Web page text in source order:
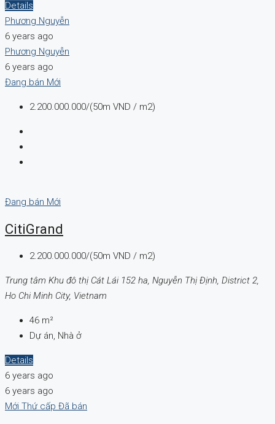
Details
Phương Nguyễn
6 years ago
Phương Nguyễn
6 years ago
Đang bán Mới
2.200.000.000/(50m VND / m2)
Đang bán Mới
CitiGrand
2.200.000.000/(50m VND / m2)
Trung tâm Khu đô thị Cát Lái 152 ha, Nguyễn Thị Định, District 2,
Ho Chi Minh City, Vietnam
46 m²
Dự án, Nhà ở
Details
6 years ago
6 years ago
Mới Thứ cấp Đã bán